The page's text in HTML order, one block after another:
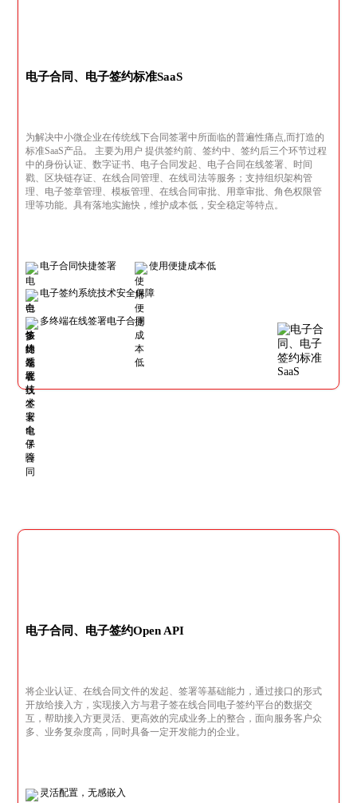
电子合同、电子签约标准SaaS
为解决中小微企业在传统线下合同签署中所面临的普遍性痛点,而打造的
标准SaaS产品。 主要为用户 提供签约前、签约中、签约后三个环节过程
中的身份认证、数字证书、电子合同发起、电子合同在线签署、时间
戳、区块链存证、在线合同管理、在线司法等服务；支持组织架构管
理、电子签章管理、模板管理、在线合同审批、用章审批、角色权限管
理等功能。具有落地实施快，维护成本低，安全稳定等特点。
电子合同快捷签署 使用便捷成本低
电子签约系统技术安全保障
多终端在线签署电子合同
电子合同、电子签约Open API
将企业认证、在线合同文件的发起、签署等基础能力，通过接口的形式
开放给接入方，实现接入方与君子签在线合同电子签约平台的数据交
互，帮助接入方更灵活、更高效的完成业务上的整合，面向服务客户众
多、业务复杂度高，同时具备一定开发能力的企业。
灵活配置，无感嵌入